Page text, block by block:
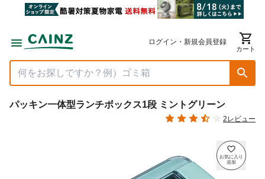
ログイン・新規会員登録
カート
パッキン一体型ランチボックス1段 ミントグリーン
2レビュー